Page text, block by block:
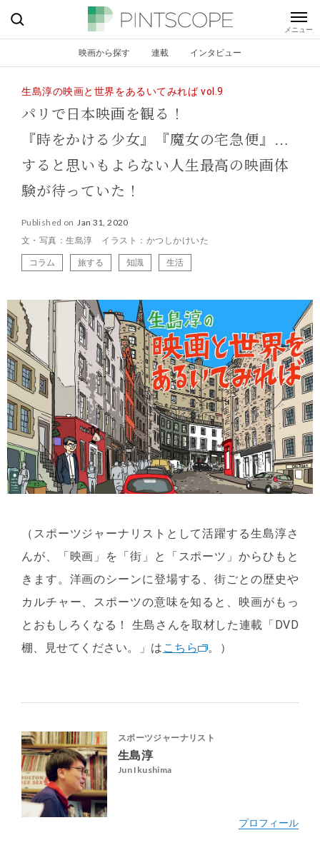
映画から探す 連載 インタビュー
生島淳の映画と世界をあるいてみれば vol.9
パリで日本映画を観る！
『時をかける少女』『魔女の宅急便』…
すると思いもよらない人生最高の映画体
験が待っていた！
Published on Jan 31, 2020
文・写真：生島淳 イラスト：かつしかけいた
コラム 旅する 知識 生活
（スポーツジャーナリストとして活躍する生島淳さ
んが、「映画」を「街」と「スポーツ」からひもと
きます。洋画のシーンに登場する、街ごとの歴史や
カルチャー、スポーツの意味を知ると、映画がもっ
とおもしろくなる！ 生島さんを取材した連載「DVD
棚、見せてください。」は こちら 。）
スポーツジャーナリスト
生島淳
Jun Ikushima